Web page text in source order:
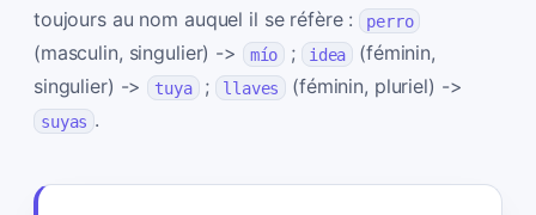
toujours au nom auquel il se réfère : perro
(masculin, singulier) -> mío ; idea
(féminin,
singulier) -> tuya ; llaves (féminin, pluriel) ->
suyas .